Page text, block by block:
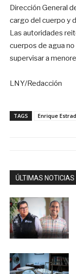
Dirección General
cargo del cuerpo y
Las autoridades
cuerpos de agua
supervisar a
LNY/Redacción
TAGS Enrique
ÚLTIMAS NOTICIAS